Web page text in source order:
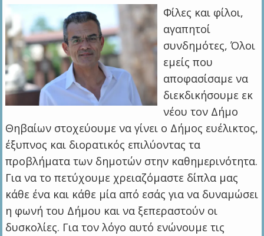
Φίλες και φίλοι,
αγαπητοί
συνδημότες, Όλοι
εμείς που
αποφασίσαμε να
διεκδικήσουμε εκ
νέου τον Δήμο
Θηβαίων στοχεύουμε να γίνει ο Δήμος ευέλικτος,
έξυπνος και διορατικός επιλύοντας τα
προβλήματα των δημοτών στην καθημερινότητα.
Για να το πετύχουμε χρειαζόμαστε δίπλα μας
κάθε ένα και κάθε μία από εσάς για να δυναμώσει
η φωνή του Δήμου και να ξεπεραστούν οι
δυσκολίες. Για τον λόγο αυτό ενώνουμε τις